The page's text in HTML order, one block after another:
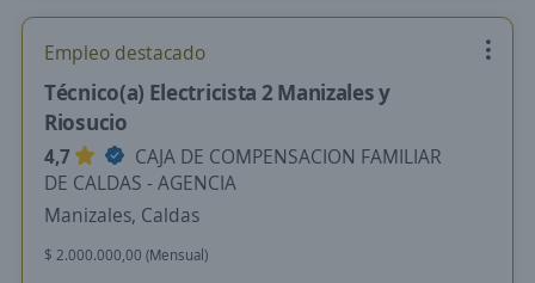
Empleo destacado
Técnico(a) Electricista 2 Manizales y
Riosucio
4,7
CAJA DE COMPENSACION FAMILIAR
DE CALDAS - AGENCIA
Manizales, Caldas
$ 2.000.000,00 (Mensual)